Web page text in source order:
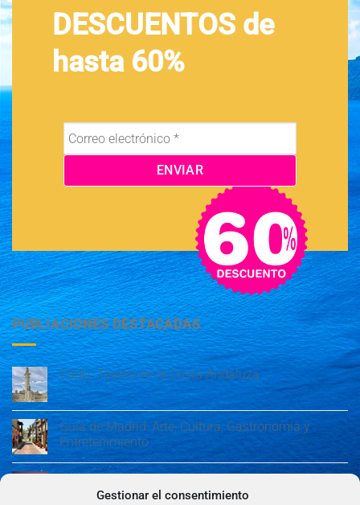
Gestionar el consentimiento
DESCUENTOS de
hasta 60%
PUBLIACIONES DESTACADAS
Cádiz: Tesoro en la Costa Andaluza
Guía de Madrid: Arte, Cultura, Gastronomía y
Entretenimiento
Guía de Madrid: Arte, Cultura, Gastronomía y
Entretenimiento